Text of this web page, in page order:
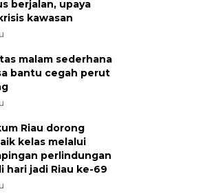
berjalan, upaya
kawasan
malam sederhana
bantu cegah perut
Riau dorong
kelas melalui
perlindungan
hari jadi Riau ke-69